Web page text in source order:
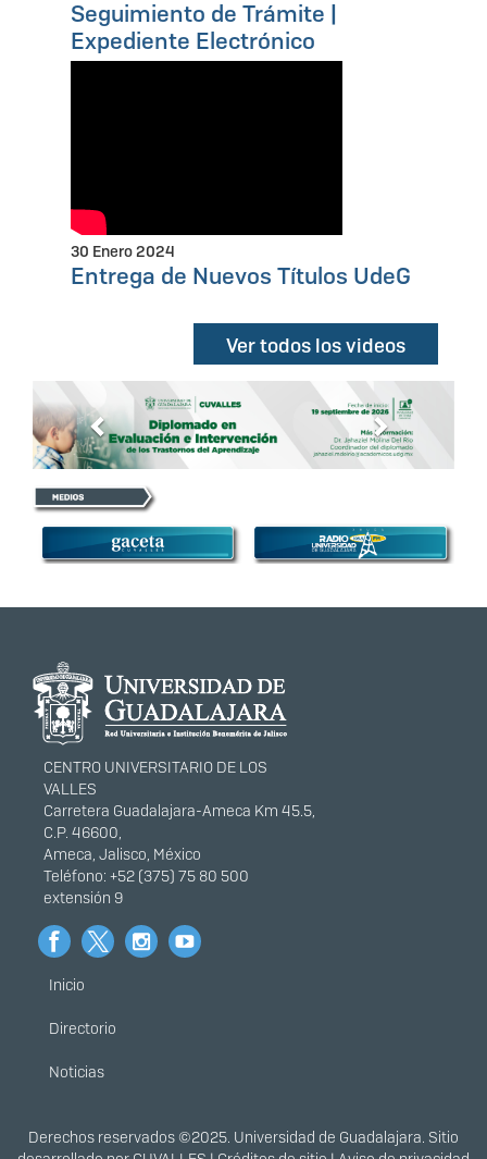
Seguimiento de Trámite |
Expediente Electrónico
30 Enero 2024
Entrega de Nuevos Títulos UdeG
Ver todos los videos
Anterior Siguiente
Información del
portal
CENTRO UNIVERSITARIO DE LOS
VALLES
Carretera Guadalajara-Ameca Km 45.5,
C.P. 46600,
Ameca, Jalisco, México
Teléfono: +52 (375) 75 80 500
extensión 9
Menú
principal
Inicio
Directorio
Noticias
Derechos
Derechos reservados ©2025. Universidad de Guadalajara. Sitio